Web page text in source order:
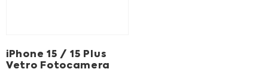
FRANCHISING
iPhone 15 / 15 Plus
Vetro Fotocamera